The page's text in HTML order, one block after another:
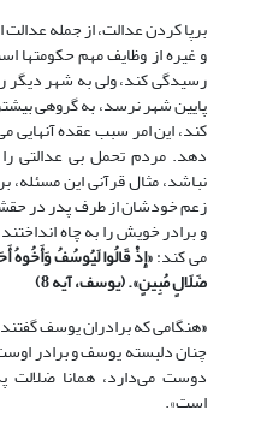
برپا کردن عدالت، از جمله
و غیره از وظایف مهم
رسیدگی کند، ولی به شهر دیگر
پایین شهر نرسد، به گروهی
کند، این امر سبب عقده
دهد. مردم تحمل بی عدالتی را
نباشد، مثال قرآنی این
زعم خودشان از طرف پدر در
و برادر خویش را به چاه
می کند:«إِذْ قَالُوا لَیُوسُفُ وَأَخُوهُ
ضَلَالٍ مُبِینٍ». (یوسف، آیه 8)
«هنگامی که برادران یوسف گفتند
چنان دلبسته یوسف و برادر اوست
دوست می‌دارد، همانا
است».